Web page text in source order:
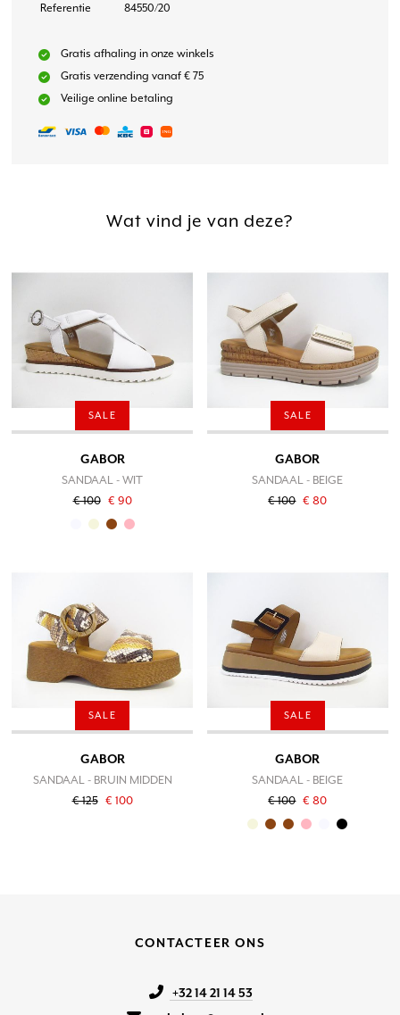
Referentie
84550/20
Gratis afhaling in onze winkels
Gratis verzending vanaf € 75
Veilige online betaling
Wat vind je van deze?
SALE
GABOR
SANDAAL - WIT
€ 100 € 90
SALE
GABOR
SANDAAL - BEIGE
€ 100 € 80
SALE
GABOR
SANDAAL - BRUIN MIDDEN
€ 125 € 100
SALE
GABOR
SANDAAL - BEIGE
€ 100 € 80
CONTACTEER ONS
+32 14 21 14 53